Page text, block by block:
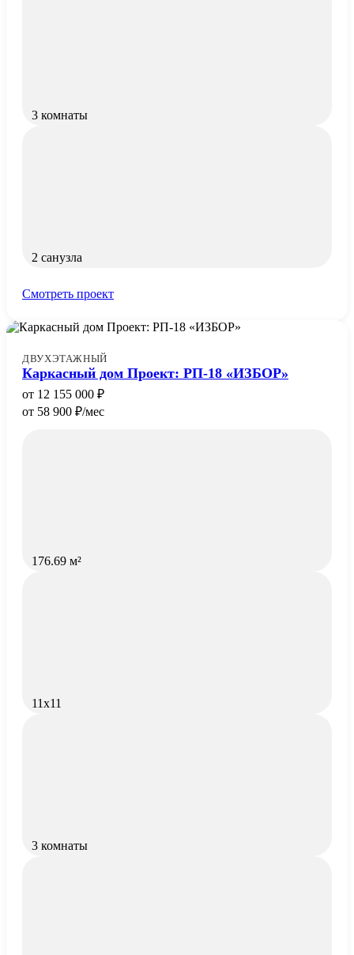
3 комнаты
2 санузла
Смотреть проект
ДВУХЭТАЖНЫЙ
Каркасный дом Проект: РП-18 «ИЗБОР»
12 155 000
58 900
/мес
176.69 м²
11x11
3 комнаты